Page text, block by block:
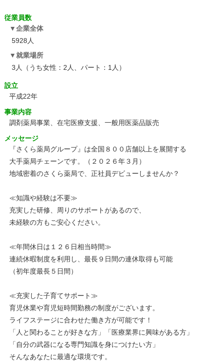
従業員数
企業全体
5928人
就業場所
3人（うち女性：2人、パート：1人）
設立
平成22年
事業内容
調剤薬局事業、在宅医療支援、一般用医薬品販売
メッセージ
『さくら薬局グループ』は全国８００店舗以上を展開する
大手薬局チェーンです。（２０２６年３月）
地域密着のさくら薬局で、正社員デビューしませんか？
≪知識や経験は不要≫
充実した研修、周りのサポートがあるので、
未経験の方もご安心ください。
≪年間休日は１２６日相当時間≫
連続休暇制度を利用し、最長９日間の連休取得も可能
（初年度最長５日間）
≪充実した子育てサポート≫
育児休業や育児短時間勤務の制度がございます。
ライフステージに合わせた働き方が可能です！
「人と関わることが好きな方」「医療業界に興味がある方」
「自分の武器になる専門知識を身につけたい方」
そんなあなたに最適な環境です。